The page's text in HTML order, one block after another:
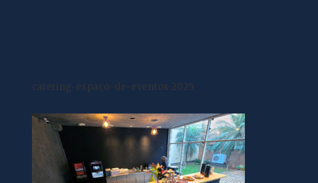
catering-espaço-de-eventos-2025